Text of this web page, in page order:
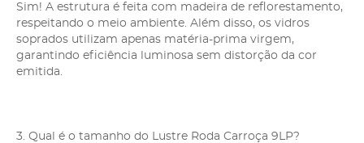
Sim! A estrutura é feita com madeira de reflorestamento,
respeitando o meio ambiente. Além disso, os vidros
soprados utilizam apenas matéria-prima virgem,
garantindo eficiência luminosa sem distorção da cor
emitida.
3. Qual é o tamanho do Lustre Roda Carroça 9LP?